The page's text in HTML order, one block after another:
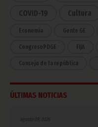
COVID-19 Cultura
Economía Gente GE
CongresoPDGE FIJA
Consejo de la república
ÚLTIMAS NOTICIAS
agosto 09, 2026